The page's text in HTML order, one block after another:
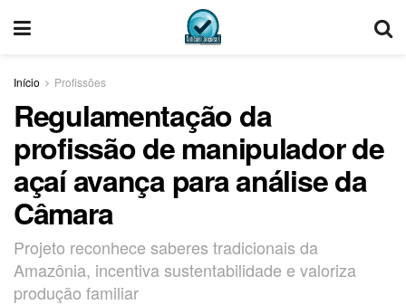
Início Profissões
Regulamentação da
profissão de manipulador de
açaí avança para análise da
Câmara
Projeto reconhece saberes tradicionais da
Amazônia, incentiva sustentabilidade e valoriza
produção familiar